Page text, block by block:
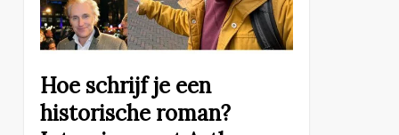
Hoe schrijf je een
historische roman?